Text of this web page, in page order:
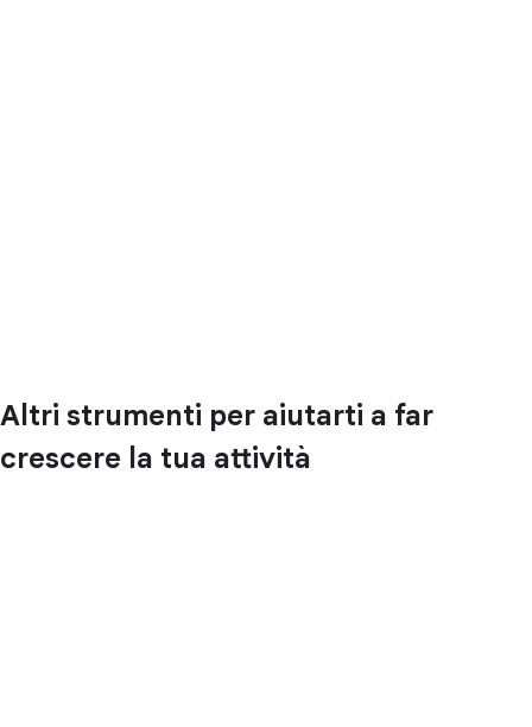
Altri strumenti per aiutarti a far
crescere la tua attività